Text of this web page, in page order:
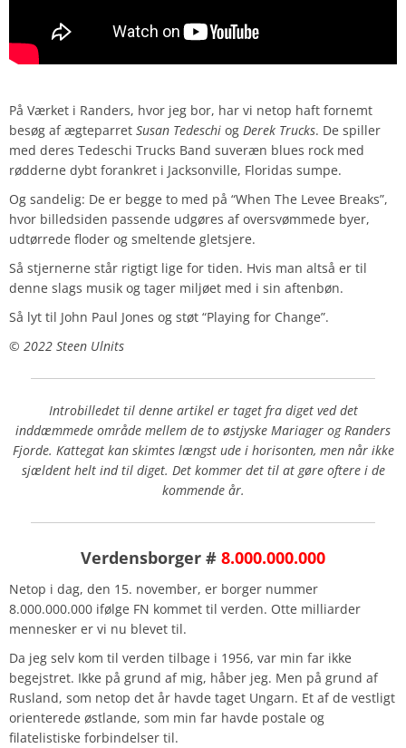
På Værket i Randers, hvor jeg bor, har vi netop haft fornemt
besøg af ægteparret Susan Tedeschi og Derek Trucks. De spiller
med deres Tedeschi Trucks Band suveræn blues rock med
rødderne dybt forankret i Jacksonville, Floridas sumpe.
Og sandelig: De er begge to med på “When The Levee Breaks”,
hvor billedsiden passende udgøres af oversvømmede byer,
udtørrede floder og smeltende gletsjere.
Så stjernerne står rigtigt lige for tiden. Hvis man altså er til
denne slags musik og tager miljøet med i sin aftenbøn.
Så lyt til John Paul Jones og støt “Playing for Change”.
© 2022 Steen Ulnits
Introbilledet til denne artikel er taget fra diget ved det
inddæmmede område mellem de to østjyske Mariager og Randers
Fjorde. Kattegat kan skimtes længst ude i horisonten, men når ikke
sjældent helt ind til diget. Det kommer det til at gøre oftere i de
kommende år.
Verdensborger # 8.000.000.000
Netop i dag, den 15. november, er borger nummer
8.000.000.000 ifølge FN kommet til verden. Otte milliarder
mennesker er vi nu blevet til.
Da jeg selv kom til verden tilbage i 1956, var min far ikke
begejstret. Ikke på grund af mig, håber jeg. Men på grund af
Rusland, som netop det år havde taget Ungarn. Et af de vestligt
orienterede østlande, som min far havde postale og
filatelistiske forbindelser til.